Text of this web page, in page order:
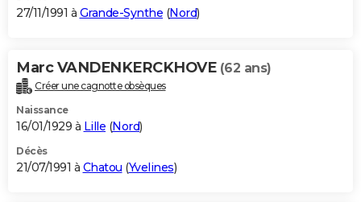
27/11/1991 à Grande-Synthe (Nord)
Marc VANDENKERCKHOVE (62 ans)
Créer une cagnotte obsèques
Naissance
16/01/1929 à Lille (Nord)
Décès
21/07/1991 à Chatou (Yvelines)